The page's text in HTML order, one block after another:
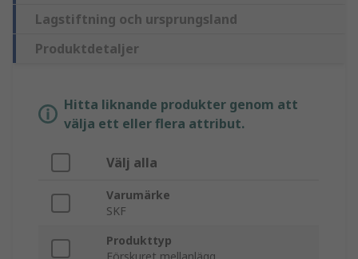
Lagstiftning och ursprungsland
Produktdetaljer
Hitta liknande produkter genom att
välja ett eller flera attribut.
Välj alla
Varumärke
SKF
Produkttyp